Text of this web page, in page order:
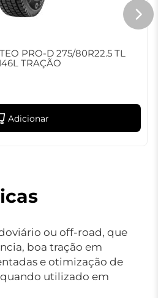
PRO-D 275/80R22.5 TL
TRAÇÃO
Adicionar
ou off-road, que
boa tração em
e otimização de
utilizado em